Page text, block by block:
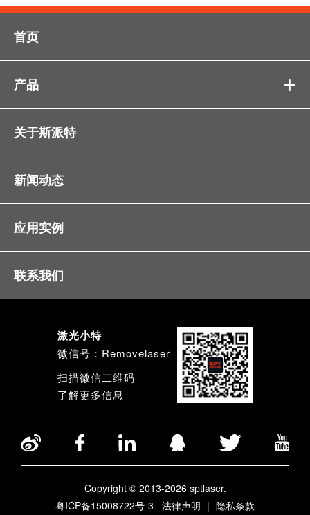
首页
产品 
关于斯派特
新闻动态
应用实例
联系我们
激光小特
微信号：Removelaser
扫描微信二维码
了解更多信息
Copyright © 2013-2026 sptlaser.
粤ICP备15008722号-3
法律声明 | 隐私条款